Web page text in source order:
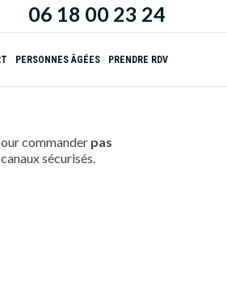
06 18 00 23 24
PERSONNES ÂGÉES PRENDRE RDV
commander pas
sécurisés.